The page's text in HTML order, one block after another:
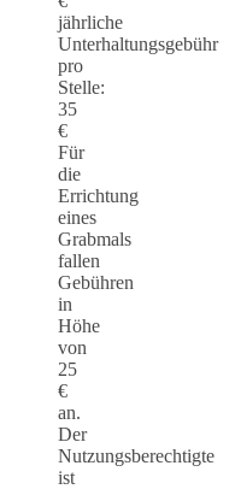
jährliche
Unterhaltungsgebühr
pro
Stelle:
35
€
Für
die
Errichtung
eines
Grabmals
fallen
Gebühren
in
Höhe
von
25
€
an.
Der
Nutzungsberechtigte
ist